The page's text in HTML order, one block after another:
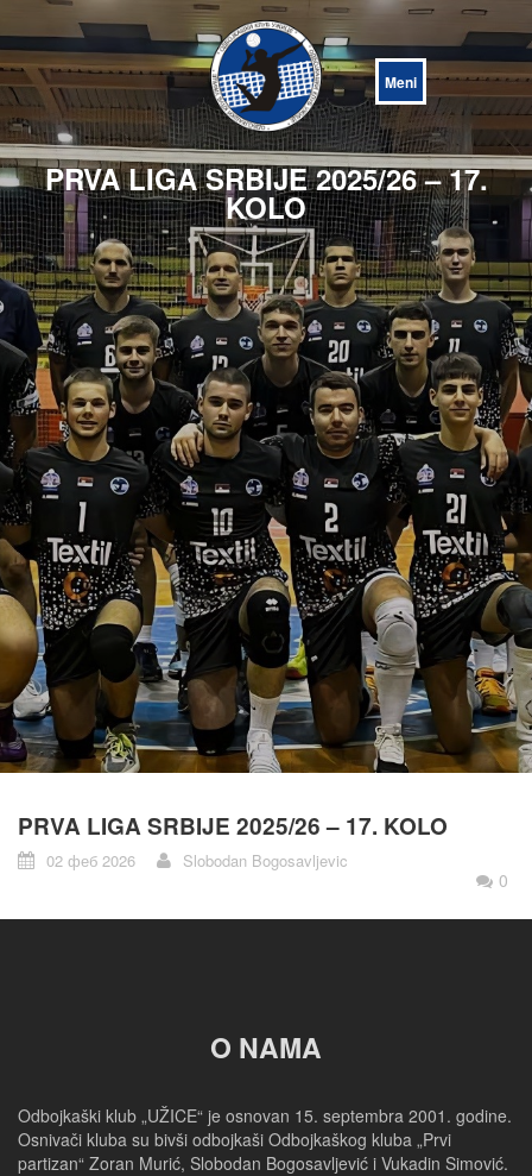
Open
Menu
PRVA LIGA SRBIJE 2025/26 – 17.
KOLO
PRVA LIGA SRBIJE 2025/26 – 17. KOLO
02 феб 2026 Slobodan Bogosavljevic
0
O NAMA
Odbojkaški klub „UŽICE“ je osnovan 15. septembra 2001. godine.
Osnivači kluba su bivši odbojkaši Odbojkaškog kluba „Prvi
partizan“ Zoran Murić, Slobodan Bogosavljević i Vukadin Simović.